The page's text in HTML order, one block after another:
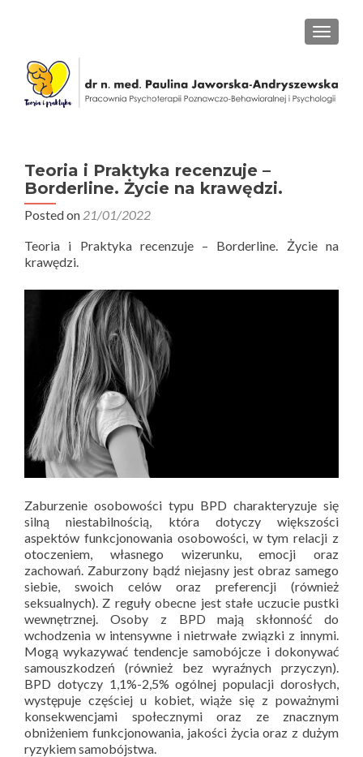
Teoria i Praktyka recenzuje –
Borderline. Życie na krawędzi.
Posted on 21/01/2022
Teoria i Praktyka recenzuje – Borderline. Życie na
krawędzi.
Zaburzenie osobowości typu BPD charakteryzuje się
silną niestabilnością, która dotyczy większości
aspektów funkcjonowania osobowości, w tym relacji z
otoczeniem, własnego wizerunku, emocji oraz
zachowań. Zaburzony bądź niejasny jest obraz samego
siebie, swoich celów oraz preferencji (również
seksualnych). Z reguły obecne jest stałe uczucie pustki
wewnętrznej. Osoby z BPD mają skłonność do
wchodzenia w intensywne i nietrwałe związki z innymi.
Mogą wykazywać tendencje samobójcze i dokonywać
samouszkodzeń (również bez wyraźnych przyczyn).
BPD dotyczy 1,1%-2,5% ogólnej populacji dorosłych,
występuje częściej u kobiet, wiąże się z poważnymi
konsekwencjami społecznymi oraz ze znacznym
obniżeniem funkcjonowania, jakości życia oraz z dużym
ryzykiem samobójstwa.